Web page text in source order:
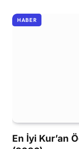
HABER
En İyi Kur’an